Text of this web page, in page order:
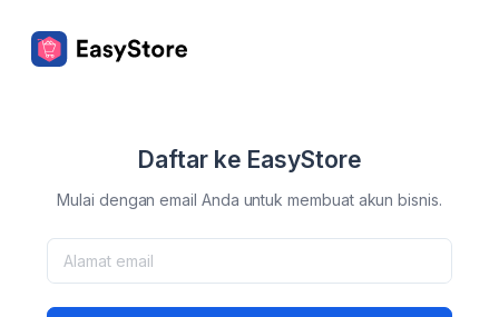
Daftar ke EasyStore
Mulai dengan email Anda untuk membuat akun bisnis.